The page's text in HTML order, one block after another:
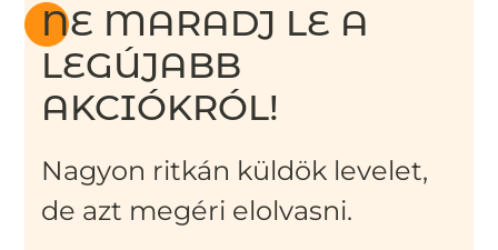
NE MARADJ LE A
LEGÚJABB
AKCIÓKRÓL!
Nagyon ritkán küldök levelet,
de azt megéri elolvasni.